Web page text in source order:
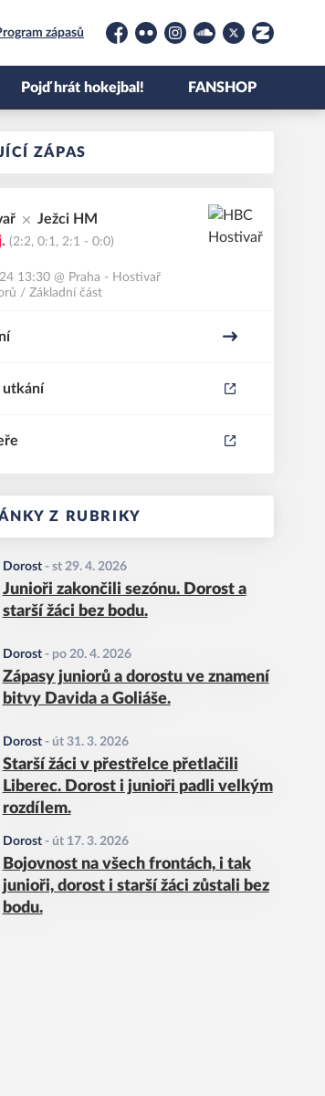
zápasů
Facebook
FlickrInstagramSoundcloud
Platform XZonerama
Pojď hrát hokejbal! FANSHOP
ZÁPAS
Ježci HM
(2:2, 0:1, 2:1 - 0:0)
13:30@ Praha - Hostivař
/ Základní část
Z RUBRIKY
Dorost- st 29. 4. 2026
Junioři zakončili sezónu. Dorost a
starší žáci bez bodu.
Dorost- po 20. 4. 2026
Zápasy juniorů a dorostu ve znamení
bitvy Davida a Goliáše.
Dorost- út 31. 3. 2026
Starší žáci v přestřelce přetlačili
Liberec. Dorost i junioři padli velkým
rozdílem.
Dorost- út 17. 3. 2026
Bojovnost na všech frontách, i tak
junioři, dorost i starší žáci zůstali bez
bodu.